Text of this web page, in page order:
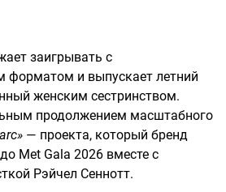
заигрывать с
форматом и выпускает летний
женским сестринством.
продолжением масштабного
— проекта, который бренд
Met Gala 2026 вместе с
Рэйчел Сеннотт.